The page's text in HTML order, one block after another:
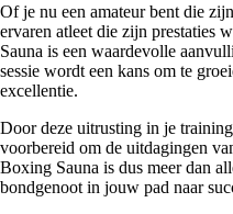
Of je nu een amateur bent die
ervaren atleet die zijn prestaties
Sauna is een waardevolle
sessie wordt een kans om te
excellentie.
Door deze uitrusting in je
voorbereid om de uitdagingen
Boxing Sauna is dus meer dan
bondgenoot in jouw pad naar